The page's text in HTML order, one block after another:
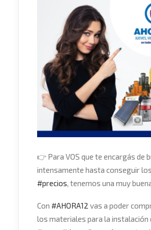
👉 Para VOS que te encargás de
intensamente hasta conseguir
#precios, tenemos una muy
Con #AHORA12 vas a poder
los materiales para la instalación